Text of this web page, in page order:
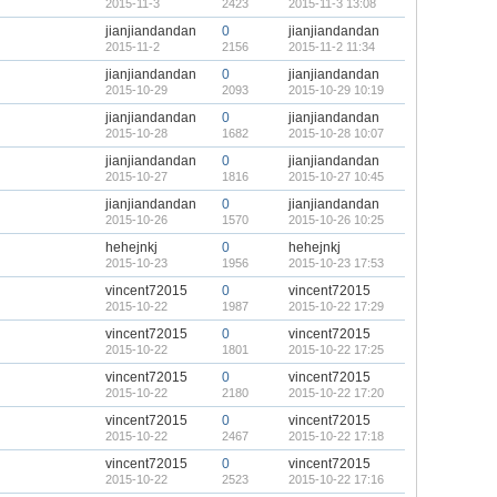
2015-11-3 2423 2015-11-3 13:08
jianjiandandan
2015-11-2
0
2156
jianjiandandan
2015-11-2 11:34
jianjiandandan
2015-10-29
0
2093
jianjiandandan
2015-10-29 10:19
jianjiandandan
2015-10-28
0
1682
jianjiandandan
2015-10-28 10:07
jianjiandandan
2015-10-27
0
1816
jianjiandandan
2015-10-27 10:45
jianjiandandan
2015-10-26
0
1570
jianjiandandan
2015-10-26 10:25
hehejnkj
2015-10-23
0
1956
hehejnkj
2015-10-23 17:53
vincent72015
2015-10-22
0
1987
vincent72015
2015-10-22 17:29
vincent72015
2015-10-22
0
1801
vincent72015
2015-10-22 17:25
vincent72015
2015-10-22
0
2180
vincent72015
2015-10-22 17:20
vincent72015
2015-10-22
0
2467
vincent72015
2015-10-22 17:18
vincent72015
2015-10-22
0
2523
vincent72015
2015-10-22 17:16